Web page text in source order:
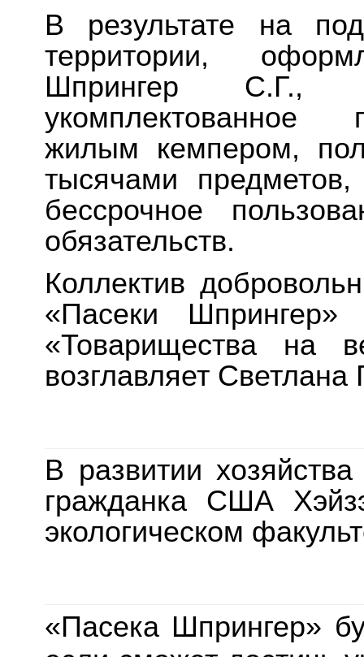
В результате на
территории,
Шпрингер С.Г.,
укомплектованное
жилым кемпером,
тысячами
бессрочное
обязательств.
Коллектив
«Пасеки
«Товарищества на
возглавляет Светлана
В развитии
гражданка США
экологическом
«Пасека Шпрингер»